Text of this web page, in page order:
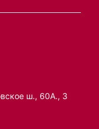
ш., 60А., 3